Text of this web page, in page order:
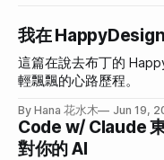
我在
這篇在說去布丁的
輕飄飄的心路歷程。
By Hana 花水木 Jun 19,
Code w/ Claude
對你的 AI